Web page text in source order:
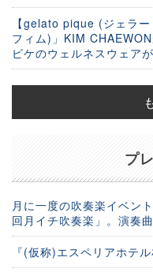
【gelato pique (ジェラ
フィム)」KIM
ピケのウェルネスウェア
プ
月に一度の吹奏楽イベン
回月イチ吹奏楽」。演奏
『(仮称)エスペリアホテ